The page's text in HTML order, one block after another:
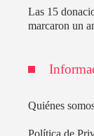
Las 15
marcaron un
Quiénes